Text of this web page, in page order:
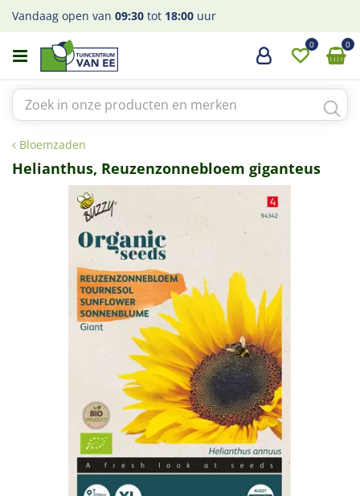
a
Bloemzaden
Vandaag open van 09:30 tot 18:00 uur
Helianthus, Reuzenzonnebloem giganteus